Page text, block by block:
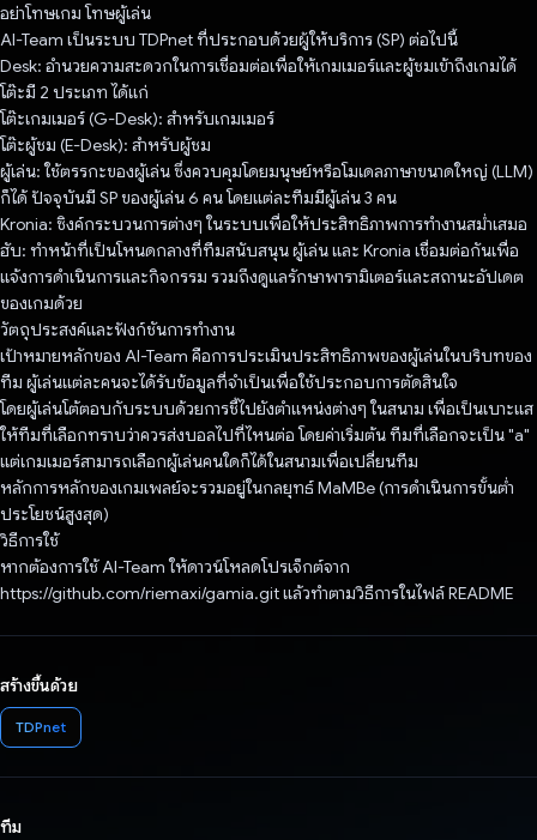
อย่าโทษเกม โทษผู้เล่น
AI-Team เป็นระบบ TDPnet ที่ประกอบด้วยผู้ให้บริการ (SP) ต่อไปนี้
Desk: อำนวยความสะดวกในการเชื่อมต่อเพื่อให้เกมเมอร์และผู้ชมเข้าถึงเกมได้
โต๊ะมี 2 ประเภท ได้แก่
โต๊ะเกมเมอร์ (G-Desk): สำหรับเกมเมอร์
โต๊ะผู้ชม (E-Desk): สำหรับผู้ชม
ผู้เล่น: ใช้ตรรกะของผู้เล่น ซึ่งควบคุมโดยมนุษย์หรือโมเดลภาษาขนาดใหญ่ (LLM)
ก็ได้ ปัจจุบันมี SP ของผู้เล่น 6 คน โดยแต่ละทีมมีผู้เล่น 3 คน
Kronia: ซิงค์กระบวนการต่างๆ ในระบบเพื่อให้ประสิทธิภาพการทำงานสม่ำเสมอ
ฮับ: ทำหน้าที่เป็นโหนดกลางที่ทีมสนับสนุน ผู้เล่น และ Kronia เชื่อมต่อกันเพื่อ
แจ้งการดำเนินการและกิจกรรม รวมถึงดูแลรักษาพารามิเตอร์และสถานะอัปเดต
ของเกมด้วย
วัตถุประสงค์และฟังก์ชันการทำงาน
เป้าหมายหลักของ AI-Team คือการประเมินประสิทธิภาพของผู้เล่นในบริบทของ
ทีม ผู้เล่นแต่ละคนจะได้รับข้อมูลที่จำเป็นเพื่อใช้ประกอบการตัดสินใจ
โดยผู้เล่นโต้ตอบกับระบบด้วยการชี้ไปยังตำแหน่งต่างๆ ในสนาม เพื่อเป็นเบาะแส
ให้ทีมที่เลือกทราบว่าควรส่งบอลไปที่ไหนต่อ โดยค่าเริ่มต้น ทีมที่เลือกจะเป็น "a"
แต่เกมเมอร์สามารถเลือกผู้เล่นคนใดก็ได้ในสนามเพื่อเปลี่ยนทีม
หลักการหลักของเกมเพลย์จะรวมอยู่ในกลยุทธ์ MaMBe (การดำเนินการขั้นต่ำ
ประโยชน์สูงสุด)
วิธีการใช้
หากต้องการใช้ AI-Team ให้ดาวน์โหลดโปรเจ็กต์จาก
https://github.com/riemaxi/gamia.git แล้วทำตามวิธีการในไฟล์ README
สร้างขึ้นด้วย
TDPnet
ทีม